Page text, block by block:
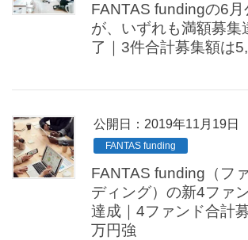
FANTAS fundingの6
が、いずれも満額募集
了｜3件合計募集額は
公開日： 2019年11月19日
FANTAS funding
FANTAS funding（フ
ディング）の新4ファ
達成｜4ファンド合計
万円強